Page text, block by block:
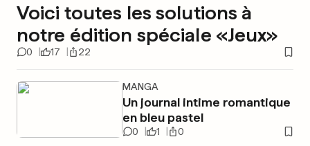
Voici toutes les solutions à
notre édition spéciale «Jeux»
0 17 22
MANGA
Un journal intime romantique
en bleu pastel
0 1 0